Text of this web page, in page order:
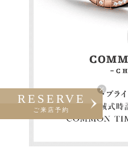
RESERVE
ご来店予約